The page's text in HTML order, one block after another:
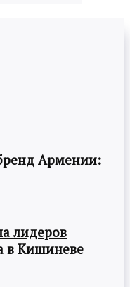
Армении:
лидеров
в Кишиневе